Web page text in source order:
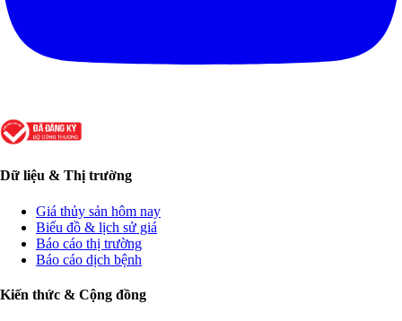
Dữ liệu & Thị trường
Giá thủy sản hôm nay
Biểu đồ & lịch sử giá
Báo cáo thị trường
Báo cáo dịch bệnh
Kiến thức & Cộng đồng